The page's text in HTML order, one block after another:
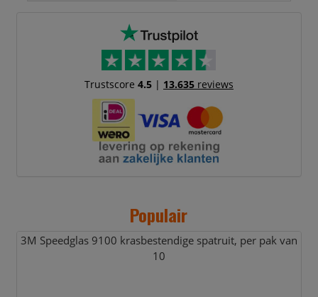
Trustscore 4.5| 13.635reviews
Populair
3M Speedglas 9100 krasbestendige spatruit, per pak van
10